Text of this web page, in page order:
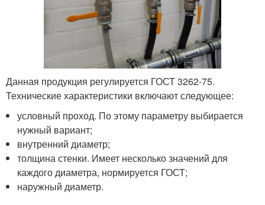
Данная продукция регулируется ГОСТ 3262-75.
Технические характеристики включают следующее:
условный проход. По этому параметру выбирается
нужный вариант;
внутренний диаметр;
толщина стенки. Имеет несколько значений для
каждого диаметра, нормируется ГОСТ;
наружный диаметр.